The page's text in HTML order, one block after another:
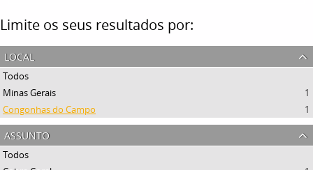
Limite os seus resultados por:
local
Todos
Minas Gerais
1
Congonhas do Campo
1
assunto
Todos